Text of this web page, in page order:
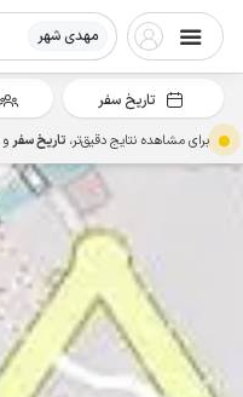
مهدی شهر
تاریخ سفر
برای مشاهده نتایج دقیق‌تر، تاریخ سفرو